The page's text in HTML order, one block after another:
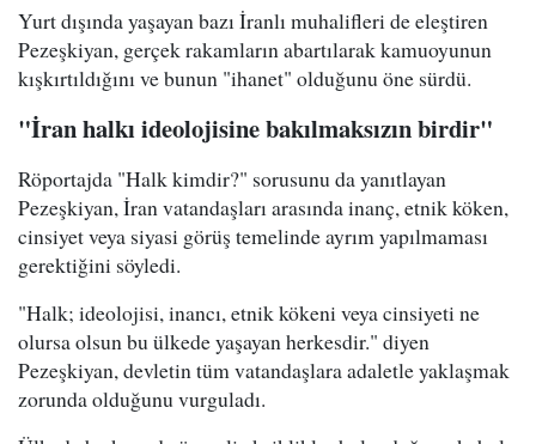
Yurt dışında yaşayan bazı İranlı muhalifleri de eleştiren
Pezeşkiyan, gerçek rakamların abartılarak kamuoyunun
kışkırtıldığını ve bunun "ihanet" olduğunu öne sürdü.
"İran halkı ideolojisine bakılmaksızın birdir"
Röportajda "Halk kimdir?" sorusunu da yanıtlayan
Pezeşkiyan, İran vatandaşları arasında inanç, etnik köken,
cinsiyet veya siyasi görüş temelinde ayrım yapılmaması
gerektiğini söyledi.
"Halk; ideolojisi, inancı, etnik kökeni veya cinsiyeti ne
olursa olsun bu ülkede yaşayan herkesdir." diyen
Pezeşkiyan, devletin tüm vatandaşlara adaletle yaklaşmak
zorunda olduğunu vurguladı.